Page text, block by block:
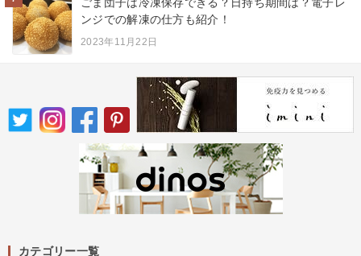
ンジでの解凍の仕方も紹介！
2023年11月22日
カテゴリー一覧